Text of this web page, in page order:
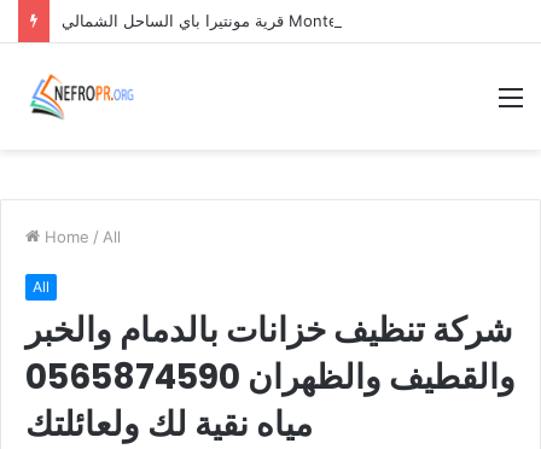
قرية مونتيرا باي الساحل الشمالي Monterra Bay North Coast
Home / All
All
شركة تنظيف خزانات بالدمام والخبر
والقطيف والظهران 0565874590
مياه نقية لك ولعائلتك